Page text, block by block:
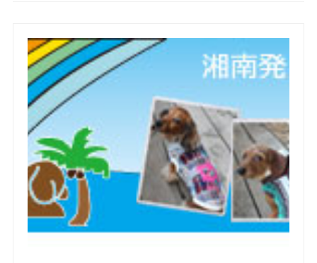
(7)
(2)
(4)
4)
(13)
(9)
(10 )
)
(11
(15)
10)
(16)
(17)
(19)
22)
(28)
(21)
23)
)